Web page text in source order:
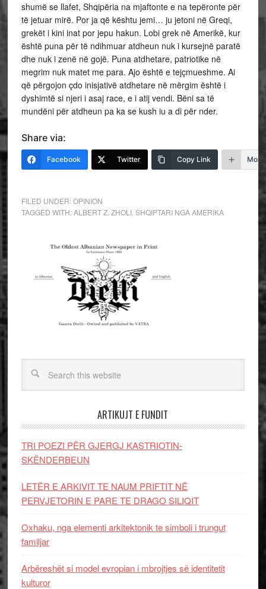
shumë se llafet, Shqipëria na mjaftonte e na tepëronte për
të jetuar mirë. Por ja që kështu jemi… ju jetoni në Greqi,
grekët i kini inat por jepu hakun. Lobi grek në Amerikë, kur
është puna për të ndihmuar atdheun nuk i kursejnë paratë
dhe nuk i zenë në gojë. Puna atdhetare, patriotike në
megrim nuk matet me para. Ajo është e tejçmueshme. Ai
që përgojon çdo inisjativë atdhetare në mërgim është i
dyshimtë si njeri i asaj race, e i atij vendi. Bëni sa të
mundëni për atdheun pa ka se kush iu a di për nder.
Share via:
Facebook Twitter Copy Link More
FILED UNDER:OPINION
TAGGED WITH:ALBERT Z. ZHOLI, SHQIPTARI NGA AMERIKA
ARTIKUJT E FUNDIT
TRI POEZI PËR GJERGJ KASTRIOTIN-
SKËNDERBEUN
LETËR E ARKIVIT TE NAUM PRIFTIT NË
PERVJETORIN E PARE TE DRAGO SILIQIT
Oxhaku, nga elementi arkitektonik te simboli i trungut
familjar
Arbëreshët si model evropian i mbrojtjes së identitetit
kulturor